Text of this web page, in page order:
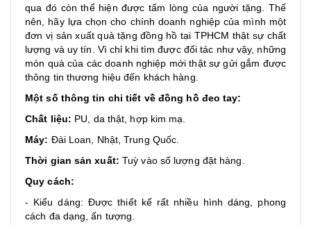
qua đó còn thể hiện được tấm lòng của người tặng. Thế
nên, hãy lựa chọn cho chính doanh nghiệp của mình một
đơn vị sản xuất quà tặng đồng hồ tại TPHCM thật sự chất
lượng và uy tín. Vì chỉ khi tìm được đối tác như vậy, những
món quà của các doanh nghiệp mới thật sự gửi gắm được
thông tin thương hiệu đến khách hàng.
Một số thông tin chi tiết về đồng hồ đeo tay:
Chất liệu: PU, da thật, hợp kim mạ.
Máy: Đài Loan, Nhật, Trung Quốc.
Thời gian sản xuất: Tuỳ vào số lượng đặt hàng.
Quy cách:
- Kiểu dáng: Được thiết kế rất nhiều hình dáng, phong
cách đa dạng, ấn tượng.